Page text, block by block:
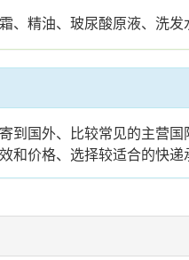
、精油、玻尿酸原液、洗
到国外、比较常见的主营
和价格、选择较适合的快递